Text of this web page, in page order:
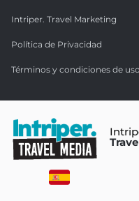
Intriper. Travel Marketing
Política de Privacidad
Términos y condiciones de uso